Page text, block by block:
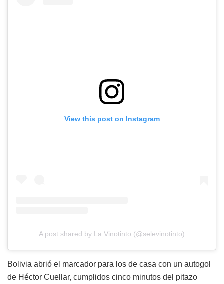
View this post on Instagram
A post shared by La Vinotinto (@selevinotinto)
Bolivia abrió el marcador para los de casa con un autogol
de Héctor Cuellar, cumplidos cinco minutos del pitazo